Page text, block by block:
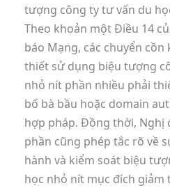
tượng công ty tư vấn du
Theo khoản một Điều 14
báo Mạng, các chuyển
thiết sử dụng biệu tượng
nhỏ nít phần nhiều phải
bố bà bầu hoặc domain
hợp pháp. Đồng thời, Nghị
phần cũng phép tắc rõ về
hành và kiểm soát biệu
học nhỏ nít mục đích